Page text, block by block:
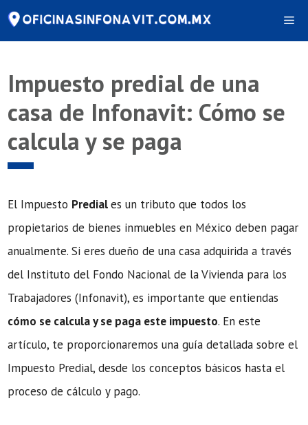
Saltar
Impuesto predial de una
casa de Infonavit: Cómo se
calcula y se paga
El Impuesto Prediales un tributo que todos los
propietarios de bienes inmuebles en México deben pagar
anualmente. Si eres dueño de una casa adquirida a través
del Instituto del Fondo Nacional de la Vivienda para los
Trabajadores (Infonavit), es importante que entiendas
cómo se calcula y se paga este impuesto. En este
artículo, te proporcionaremos una guía detallada sobre el
Impuesto Predial, desde los conceptos básicos hasta el
proceso de cálculo y pago.